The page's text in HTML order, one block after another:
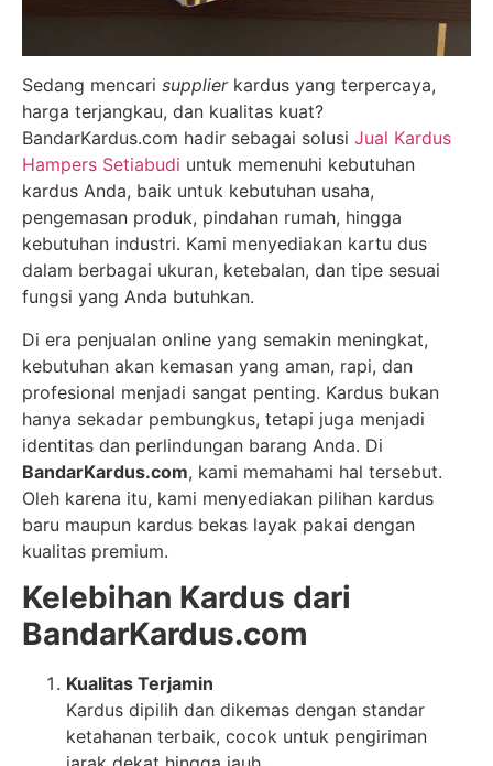
Sedang mencari supplierkardus yang terpercaya,
harga terjangkau, dan kualitas kuat?
BandarKardus.com hadir sebagai solusi Jual Kardus
Hampers Setiabudi untuk memenuhi kebutuhan
kardus Anda, baik untuk kebutuhan usaha,
pengemasan produk, pindahan rumah, hingga
kebutuhan industri. Kami menyediakan kartu dus
dalam berbagai ukuran, ketebalan, dan tipe sesuai
fungsi yang Anda butuhkan.
Di era penjualan online yang semakin meningkat,
kebutuhan akan kemasan yang aman, rapi, dan
profesional menjadi sangat penting. Kardus bukan
hanya sekadar pembungkus, tetapi juga menjadi
identitas dan perlindungan barang Anda. Di
BandarKardus.com, kami memahami hal tersebut.
Oleh karena itu, kami menyediakan pilihan kardus
baru maupun kardus bekas layak pakai dengan
kualitas premium.
Kelebihan Kardus dari
BandarKardus.com
Kualitas Terjamin
Kardus dipilih dan dikemas dengan standar
ketahanan terbaik, cocok untuk pengiriman